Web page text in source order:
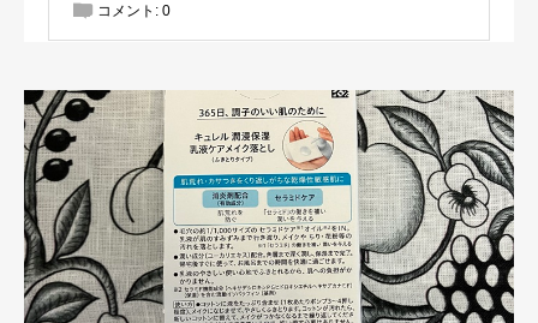
コメント: 0